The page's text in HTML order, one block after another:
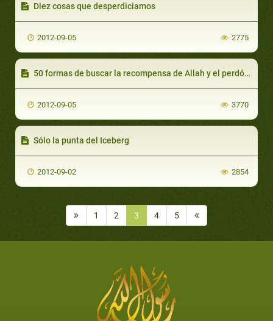
Diez cosas que desperdiciamos
2012-09-05 2775
50 formas de buscar la recompensa de Allah y el perdón de los pecados
2012-09-05 3770
Sólo la punta del Iceberg
2012-09-02 2854
1 2 3 4 5